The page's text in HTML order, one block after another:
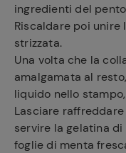
ingredienti del
Riscaldare poi
strizzata.
Una volta che la
amalgamata al
liquido nello
Lasciare
servire la gelatina
foglie di menta